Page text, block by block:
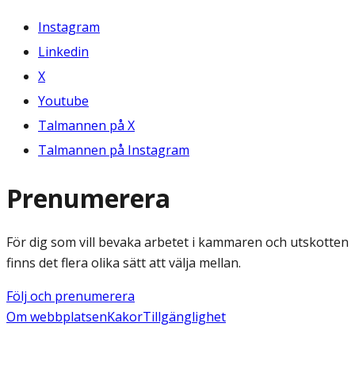
Instagram
Linkedin
X
Youtube
Talmannen på X
Talmannen på Instagram
Prenumerera
För dig som vill bevaka arbetet i kammaren och utskotten
finns det flera olika sätt att välja mellan.
Följ och prenumerera
Om webbplatsenKakorTillgänglighet